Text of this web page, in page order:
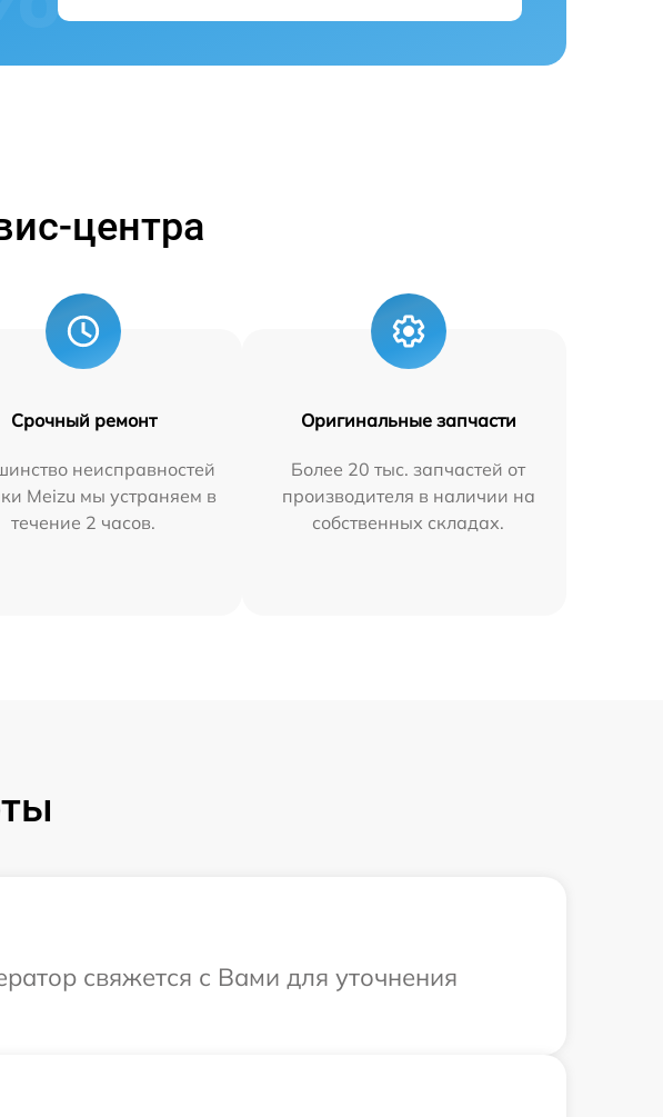
центра
Срочный ремонт
неисправностей
Meizu мы устраняем в
течение 2 часов.
Оригинальные запчасти
Более 20 тыс. запчастей от
производителя в наличии на
собственных складах.
свяжется с Вами для уточнения